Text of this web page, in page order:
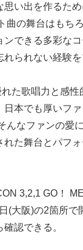
思い出を作るた
曲の舞台はもち
ンできる多彩な
れられない経験
た歌唱力と感性
日本でも厚いフ
んなファンの愛
れた舞台とパフ
3,2,1 GO！
(大阪)の2箇所で
認できる。